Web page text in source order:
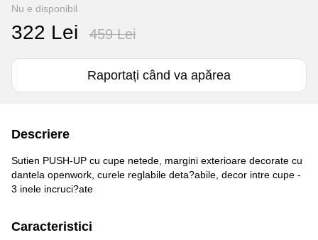
Nu e disponibil
322 Lei 459 Lei
Raportați când va apărea
Descriere
Sutien PUSH-UP cu cupe netede, margini exterioare decorate cu
dantela openwork, curele reglabile deta?abile, decor intre cupe -
3 inele incruci?ate
Caracteristici